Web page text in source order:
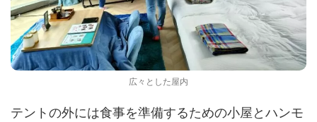
広々とした屋内
テントの外には食事を準備するための小屋とハンモ